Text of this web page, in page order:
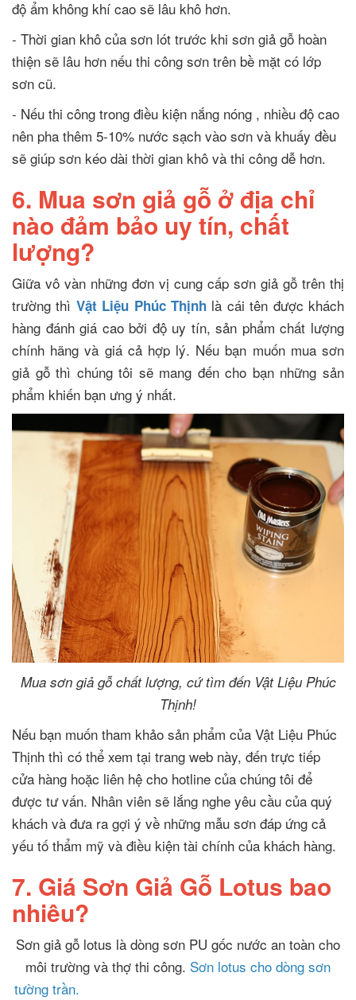
độ ẩm không khí cao sẽ lâu khô hơn.
- Thời gian khô của sơn lót trước khi sơn giả gỗ hoàn
thiện sẽ lâu hơn nếu thi công sơn trên bề mặt có lớp
sơn cũ.
- Nếu thi công trong điều kiện nắng nóng , nhiều độ cao
nên pha thêm 5-10% nước sạch vào sơn và khuấy đều
sẽ giúp sơn kéo dài thời gian khô và thi công dễ hơn.
6. Mua sơn giả gỗ ở địa chỉ
nào đảm bảo uy tín, chất
lượng?
Giữa vô vàn những đơn vị cung cấp sơn giả gỗ trên thị
trường thì Vật Liệu Phúc Thịnh là cái tên được khách
hàng đánh giá cao bởi độ uy tín, sản phẩm chất lượng
chính hãng và giá cả hợp lý. Nếu bạn muốn mua sơn
giả gỗ thì chúng tôi sẽ mang đến cho bạn những sản
phẩm khiến bạn ưng ý nhất.
Mua sơn giả gỗ chất lượng, cứ tìm đến Vật Liệu Phúc
Thịnh!
Nếu bạn muốn tham khảo sản phẩm của Vật Liệu Phúc
Thịnh thì có thể xem tại trang web này, đến trực tiếp
cửa hàng hoặc liên hệ cho hotline của chúng tôi để
được tư vấn. Nhân viên sẽ lắng nghe yêu cầu của quý
khách và đưa ra gợi ý về những mẫu sơn đáp ứng cả
yếu tố thẩm mỹ và điều kiện tài chính của khách hàng.
7. Giá Sơn Giả Gỗ Lotus bao
nhiêu?
Sơn giả gỗ lotus là dòng sơn PU gốc nước an toàn cho
môi trường và thợ thi công. Sơn lotus cho dòng sơn
tường trần.